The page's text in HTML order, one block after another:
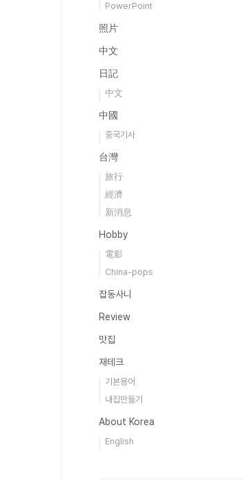
PowerPoint
照片
中文
日記
中文
中國
중국기사
台灣
旅行
經濟
新消息
Hobby
電影
China-pops
잡동사니
Review
맛집
재테크
기본용어
내집만들기
About Korea
English